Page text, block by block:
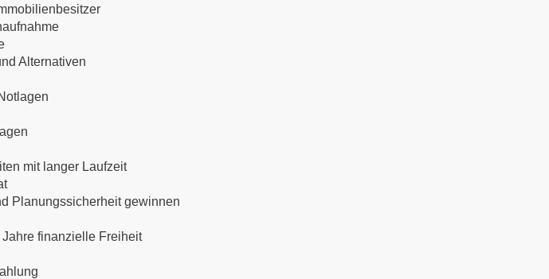
Alternativen
mit langer Laufzeit
Planungssicherheit gewinnen
finanzielle Freiheit